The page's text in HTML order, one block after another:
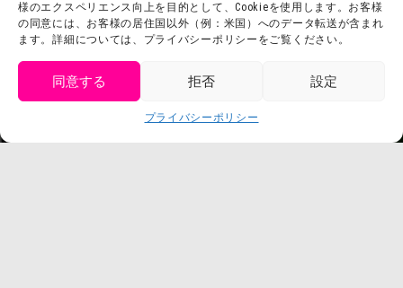
様のエクスペリエンス向上を目的として、Cookieを使用します。お客様
の同意には、お客様の居住国以外（例：米国）へのデータ転送が含まれ
ます。詳細については、プライバシーポリシーをご覧ください。
同意する 拒否 設定
プライバシーポリシー
お問い合わせ
利用規約
プライバシーポリシー
プレスリリース
会社概要
スタッフ募集